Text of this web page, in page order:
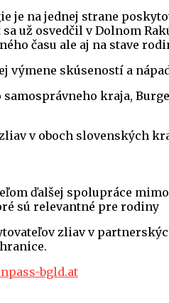
na jednej strane
už osvedčil v Dolnom
času ale aj na stave
skúseností a
kraja,
v oboch slovenských
ďalšej spolupráce
sú relevantné pre rodiny
zliav v
bgld.at